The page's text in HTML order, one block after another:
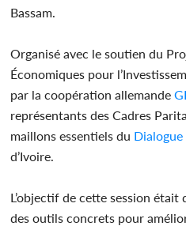
Bassam.
Organisé avec le soutien du
Économiques pour
par la coopération allemande
représentants des Cadres
maillons essentiels du Dialogue
d’Ivoire.
L’objectif de cette session
des outils concrets pour